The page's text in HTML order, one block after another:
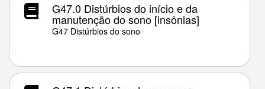
G47.0 Distúrbios do início e da
manutenção do sono [insônias]
G47 Distúrbios do sono